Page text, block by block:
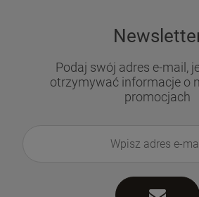
Podaj swój adres e-mail,
otrzymywać informacje o
promocjach